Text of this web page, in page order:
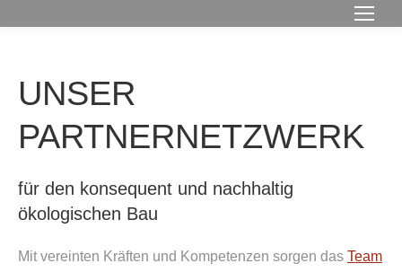
UNSER
PARTNERNETZWERK
für den konsequent und nachhaltig
ökologischen Bau
Mit vereinten Kräften und Kompetenzen sorgen das Team